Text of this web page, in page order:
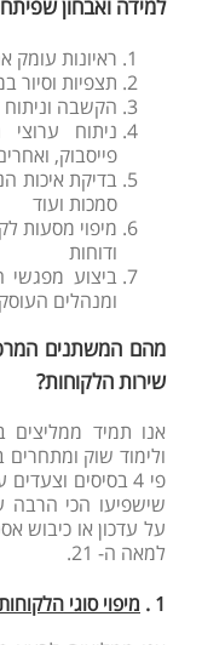
למידה ואבחון
ראיונות
תצפיות וסיור
הקשבה
ניתוח
פייסבוק,
בדיקת איכות
סמכות ועוד
מיפוי מסעות
ודוחות
ביצוע מפגשי
ומנהלים
מהם המשתנים
שירות הלקוחות?
אנו תמיד ממליצים
ולימוד שוק
פי 4 בסיסים
שישפיעו הכי הרבה
על עדכון או כיבוש
למאה ה- 21.
1 .
מיפוי סוגי